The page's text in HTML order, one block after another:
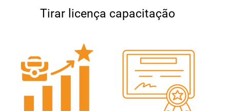
Tirar licença capacitação